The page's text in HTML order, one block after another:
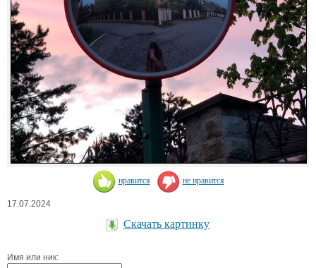
нравится не нравится
17.07.2024
Скачать картинку
Имя или ник: